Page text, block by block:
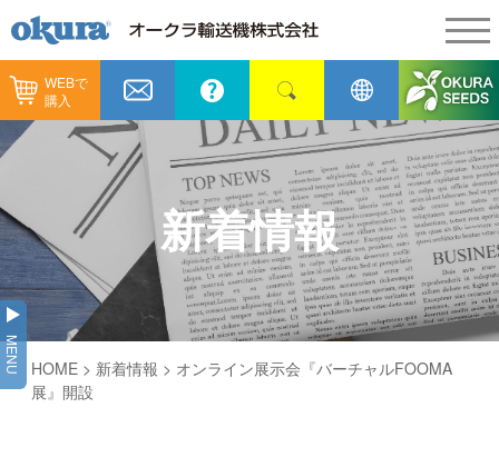
WEBで
購入
製品情報
製品情報
コンベヤ機器
コンベヤ機器を探す
用途から探す
コンベヤ機器の技術情報
納入事例
納入事例
全業種
製造
物流
メンテナンス
カタログ／CAD
会社情報
会社情報
採用情報
新着情報
MENU HOME > 新着情報 > オンライン展示会『バーチャルFOOMA
展』開設